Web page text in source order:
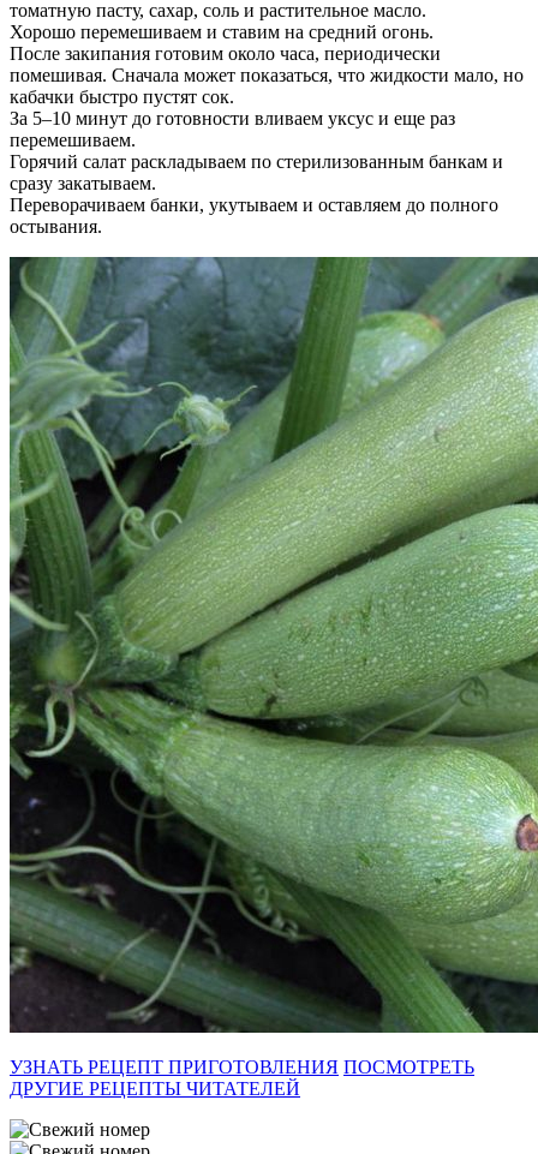
томатную пасту, сахар, соль и растительное масло.
Хорошо перемешиваем и ставим на средний огонь.
После закипания готовим около часа, периодически
помешивая. Сначала может показаться, что жидкости мало, но
кабачки быстро пустят сок.
За 5–10 минут до готовности вливаем уксус и еще раз
перемешиваем.
Горячий салат раскладываем по стерилизованным банкам и
сразу закатываем.
Переворачиваем банки, укутываем и оставляем до полного
остывания.
УЗНАТЬ РЕЦЕПТ ПРИГОТОВЛЕНИЯ ПОСМОТРЕТЬ
ДРУГИЕ РЕЦЕПТЫ ЧИТАТЕЛЕЙ